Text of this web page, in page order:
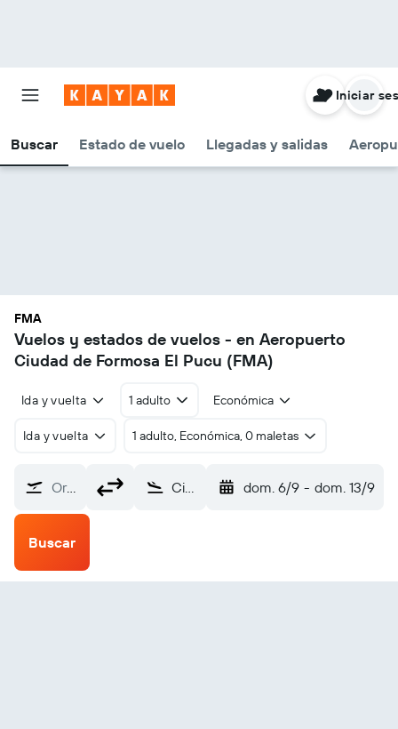
Buscar Estado de vuelo Llegadas y salidas
Iniciar
FMA
Vuelos y estados de vuelos - en Aeropuerto
Ciudad de Formosa El Pucu (FMA)
Ida y vuelta 1 adulto Económica
Ida y vuelta 1 adulto, Económica, 0 maletas
Origen Ciudad de Formosa El Pucu (FMA) dom. 6/9 - dom. 13/9
Buscar